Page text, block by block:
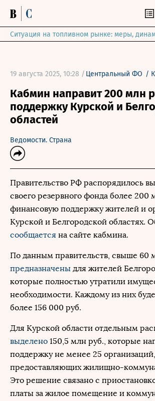
Ситуация на топливном рынке: меры,
19 августа 2025, 10:28 / Центральный ФО /
Кабмин направит 200 млн
поддержку Курской и
областей
Ведомости. Страна
Правительство РФ распорядилось
своего резервного фонда более 200
финансовую поддержку жителей и
Курской и Белгородской областях.
сообщается на сайте кабмина.
По данным правительств, свыше 60
предназначены для жителей
которые полностью утратили
необходимости. Каждому из них
более 156 000 руб.
Для Курской области отдельным
выделено 150,5 млн руб., которые
поддержку не менее 25 организаций,
предоставляющих жилищно-
Это решение связано с
платы за жилое помещение и